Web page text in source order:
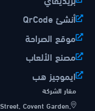
أنشئ QrCode
موقع الصراحة
مصنع الألعاب
ايموجيز هب
مقار الشركة
Covent Garden,